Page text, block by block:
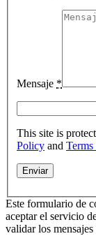
Mensaje *
This site is
Policy and
Este formulario de
aceptar el servicio
validar los